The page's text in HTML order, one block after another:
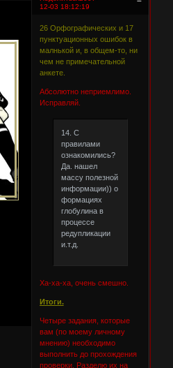
12-03 18:12:19
26 Орфографических и 17
пунктуационных ошибок в
малнькой и, в общем-то, ни
чем не примечательной
анкете.
Абсолютно неприемлимо.
Исправляй.
14. С
правилами
ознакомились?
Да. нашел
массу полезной
информации)) о
формациях
глобулина в
процессе
редупликации
и.т.д.
Ха-ха-ха, очень смешно.
Итоги.
Четыре задания, которые
вам (по моему личному
мнению) необходимо
выполнить до прохождения
проверки. Разделю их на